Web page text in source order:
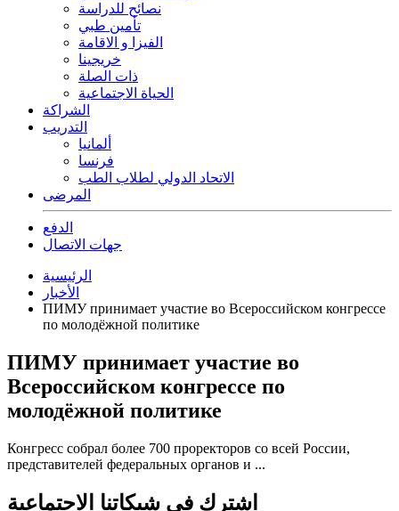
نصائح للدراسة
تأمين طبي
الفيزا و الاقامة
خريجينا
ذات الصلة
الحياة الاجتماعية
الشراكة
التدريب
ألمانيا
فرنسا
الاتحاد الدولي لطلاب الطب
المرضى
الدفع
جهات الاتصال
الرئيسية
الأخبار
ПИМУ принимает участие во Всероссийском конгрессе
по молодёжной политике
ПИМУ принимает участие во
Всероссийском конгрессе по
молодёжной политике
Конгресс собрал более 700 проректоров со всей России,
представителей федеральных органов и ...
اشترك في شبكاتنا الاجتماعية